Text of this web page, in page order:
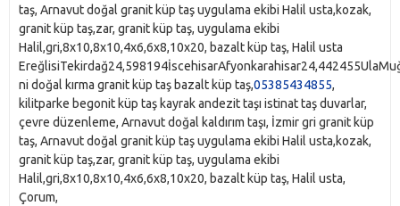
taş, Arnavut doğal granit küp taş uygulama ekibi Halil usta,kozak,
granit küp taş,zar, granit küp taş, uygulama ekibi
Halil,gri,8x10,8x10,4x6,6x8,10x20, bazalt küp taş, Halil usta
ni doğal kırma granit küp taş bazalt küp taş,05385434855,
kilitparke begonit küp taş kayrak andezit taşı istinat taş duvarlar,
çevre düzenleme, Arnavut doğal kaldırım taşı, İzmir gri granit küp
taş, Arnavut doğal granit küp taş uygulama ekibi Halil usta,kozak,
granit küp taş,zar, granit küp taş, uygulama ekibi
Halil,gri,8x10,8x10,4x6,6x8,10x20, bazalt küp taş, Halil usta,
Çorum,